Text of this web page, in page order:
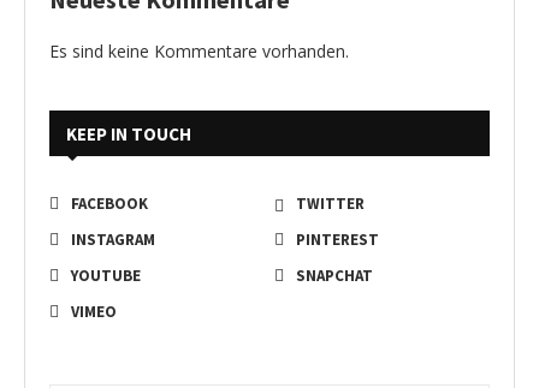
Es sind keine Kommentare vorhanden.
KEEP IN TOUCH
FACEBOOK
TWITTER
INSTAGRAM
PINTEREST
YOUTUBE
SNAPCHAT
VIMEO